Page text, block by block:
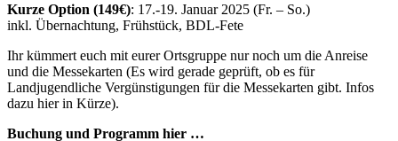
Kurze Option (149€): 17.-19. Januar 2025 (Fr. – So.)
inkl. Übernachtung, Frühstück, BDL-Fete
Ihr kümmert euch mit eurer Ortsgruppe nur noch um die Anreise
und die Messekarten (Es wird gerade geprüft, ob es für
Landjugendliche Vergünstigungen für die Messekarten gibt. Infos
dazu hier in Kürze).
Buchung und Programm hier …